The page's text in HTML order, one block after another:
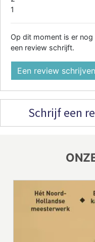
1
Op dit moment is er nog
een review schrijft.
Een review schrijven
Schrijf een